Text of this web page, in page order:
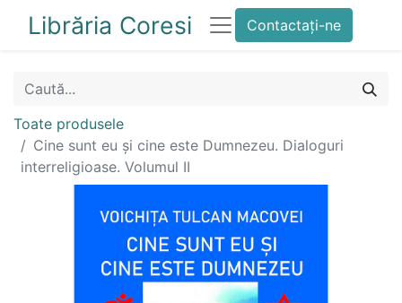
Librăria Coresi Contactați-ne
Toate produsele
Cine sunt eu și cine este Dumnezeu. Dialoguri
interreligioase. Volumul II